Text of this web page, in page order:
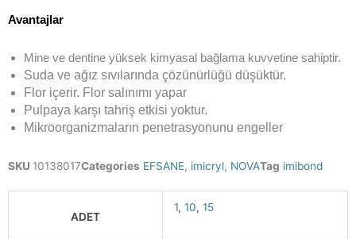
Avantajlar
Mine ve dentine yüksek kimyasal bağlama kuvvetine sahiptir.
Suda ve ağız sıvılarında çözünürlüğü düşüktür.
Flor içerir. Flor salınımı yapar
Pulpaya karşı tahriş etkisi yoktur.
Mikroorganizmaların penetrasyonunu engeller
SKU 10138017Categories EFSANE, imicryl, NOVATag imibond
ADET
1, 10, 15